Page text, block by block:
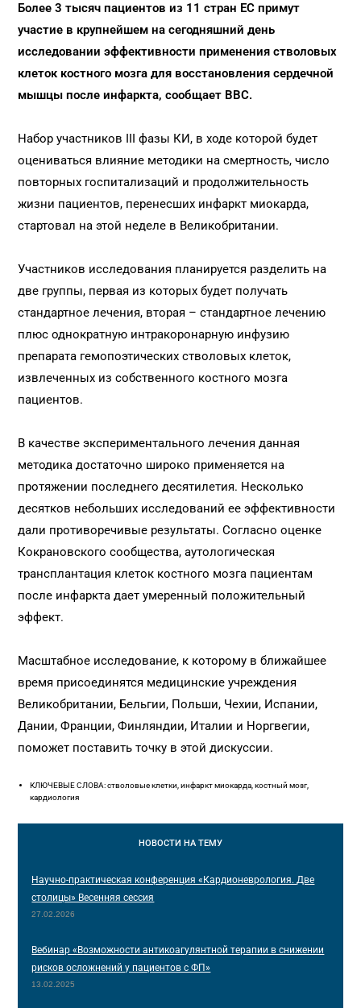
Более 3 тысяч пациентов из 11 стран ЕС примут
участие в крупнейшем на сегодняшний день
исследовании эффективности применения стволовых
клеток костного мозга для восстановления сердечной
мышцы после инфаркта, сообщает BBC.
Набор участников III фазы КИ, в ходе которой будет
оцениваться влияние методики на смертность, число
повторных госпитализаций и продолжительность
жизни пациентов, перенесших инфаркт миокарда,
стартовал на этой неделе в Великобритании.
Участников исследования планируется разделить на
две группы, первая из которых будет получать
стандартное лечения, вторая – стандартное лечению
плюс однократную интракоронарную инфузию
препарата гемопоэтических стволовых клеток,
извлеченных из собственного костного мозга
пациентов.
В качестве экспериментального лечения данная
методика достаточно широко применяется на
протяжении последнего десятилетия. Несколько
десятков небольших исследований ее эффективности
дали противоречивые результаты. Согласно оценке
Кокрановского сообщества, аутологическая
трансплантация клеток костного мозга пациентам
после инфаркта дает умеренный положительный
эффект.
Масштабное исследование, к которому в ближайшее
время присоединятся медицинские учреждения
Великобритании, Бельгии, Польши, Чехии, Испании,
Дании, Франции, Финляндии, Италии и Норгвегии,
поможет поставить точку в этой дискуссии.
КЛЮЧЕВЫЕ СЛОВА: стволовые клетки, инфаркт миокарда, костный мозг,
кардиология
НОВОСТИ НА ТЕМУ
Научно-практическая конференция «Кардионеврология. Две
столицы» Весенняя сессия
27.02.2026
Вебинар «Возможности антикоагулянтной терапии в снижении
рисков осложнений у пациентов с ФП»
13.02.2025